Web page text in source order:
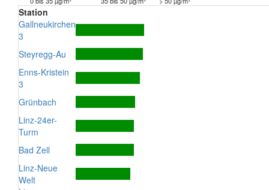
Station
Gallneukirchen
3
Steyregg-Au
Enns-Kristein
3
Grünbach
Linz-24er-
Turm
Bad Zell
Linz-Neue
Welt